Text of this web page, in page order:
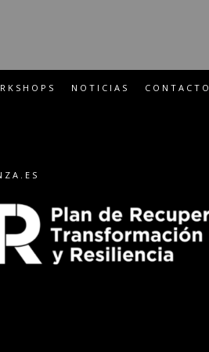
NOTICIAS CONTACTO